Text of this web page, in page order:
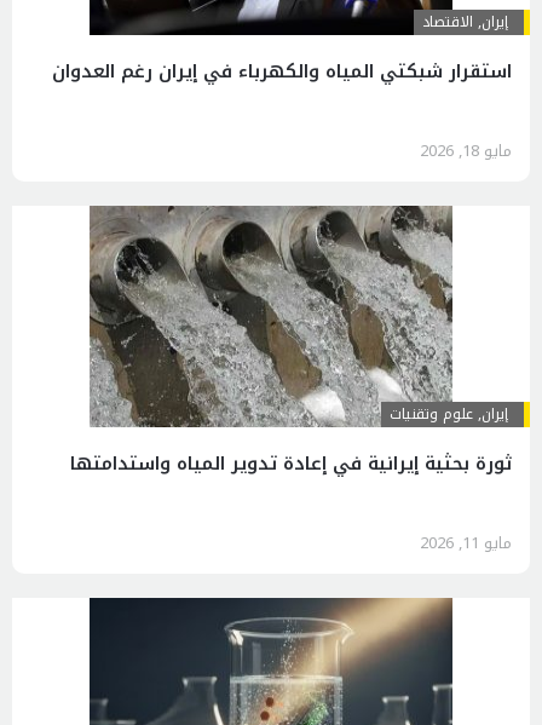
إيران, الاقتصاد
استقرار شبكتي المياه والكهرباء في إيران رغم العدوان
مايو 18, 2026
إيران,علوم وتقنيات
ثورة بحثية إيرانية في إعادة تدوير المياه واستدامتها
مايو 11, 2026